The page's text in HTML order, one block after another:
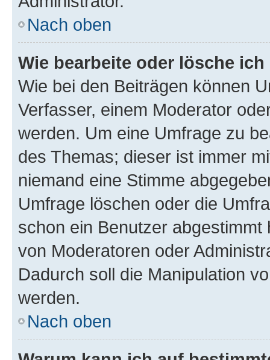
Nach oben
Wie bearbeite oder lösche
Wie bei den Beiträgen können
Verfasser, einem Moderator
werden. Um eine Umfrage zu
des Themas; dieser ist immer
niemand eine Stimme
Umfrage löschen oder die
schon ein Benutzer
von Moderatoren oder
Dadurch soll die Manipulation
werden.
Nach oben